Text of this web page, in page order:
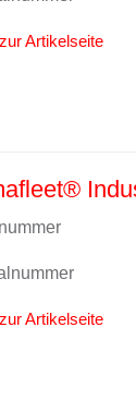
Artikelseite
Artikelseite